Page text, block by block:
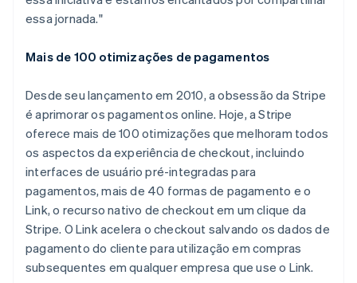
essa jornada."
Mais de 100 otimizações de pagamentos
Desde seu lançamento em 2010, a obsessão da Stripe
é aprimorar os pagamentos online. Hoje, a Stripe
oferece mais de 100 otimizações que melhoram todos
os aspectos da experiência de checkout, incluindo
interfaces de usuário pré-integradas para
pagamentos, mais de 40 formas de pagamento e o
Link, o recurso nativo de checkout em um clique da
Stripe. O Link acelera o checkout salvando os dados de
pagamento do cliente para utilização em compras
subsequentes em qualquer empresa que use o Link.
Japão
日本語English
English
Lituânia
English
Luxemburgo
FrançaisDeutschEnglish
Malásia
English 简体中文
Malta
English
México
Español English
Noruega
English